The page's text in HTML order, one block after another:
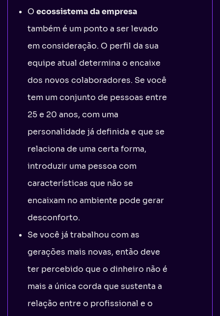
O ecossistema da empresa
também é um ponto a ser levado
em consideração. O perfil da sua
equipe atual determina o encaixe
dos novos colaboradores. Se você
tem um conjunto de pessoas entre
25 e 20 anos, com uma
personalidade já definida e que se
relaciona de uma certa forma,
introduzir uma pessoa com
características que não se
encaixam no ambiente pode gerar
desconforto.
Se você já trabalhou com as
gerações mais novas, então deve
ter percebido que o dinheiro não é
mais a única corda que sustenta a
relação entre o profissional e o